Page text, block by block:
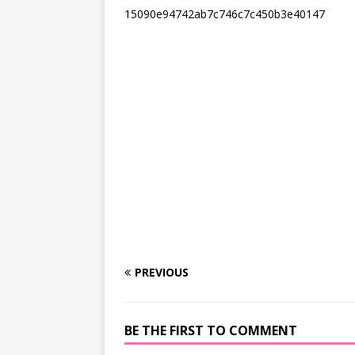
15090e94742ab7c746c7c450b3e40147
PREVIOUS
BE THE FIRST TO COMMENT